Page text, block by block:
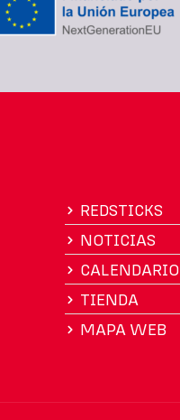
REDSTICKS
NOTICIAS
CALENDARIO
TIENDA
MAPA WEB